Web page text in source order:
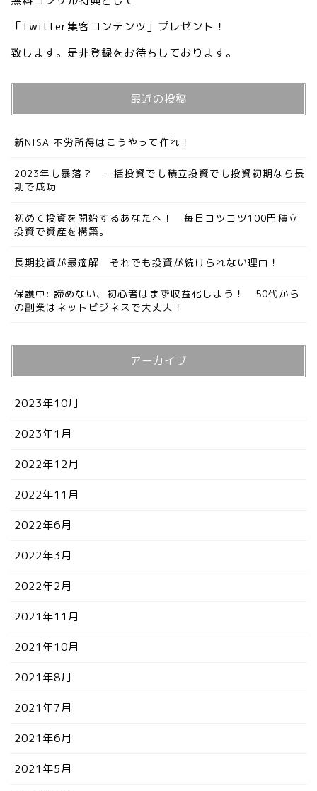
「Twitter集客コンテンツ」プレゼント！
致します。是非登録をお待ちしております。
最近の投稿
新NISA 不労所得はこうやって作れ！
2023年も暴落？ 一括投資でも積立投資でも投資初期なら長
期で成功
初めて投資を開始するあなたへ！ 毎日コツコツ100円積立
投資で資産を構築。
長期投資が最適解 それでも投資が続けられない理由！
保護中: 諦めない、初心者はまず収益化しよう！ 50代から
の副業はネットビジネスで大丈夫！
アーカイブ
2023年10月
2023年1月
2022年12月
2022年11月
2022年6月
2022年3月
2022年2月
2021年11月
2021年10月
2021年8月
2021年7月
2021年6月
2021年5月